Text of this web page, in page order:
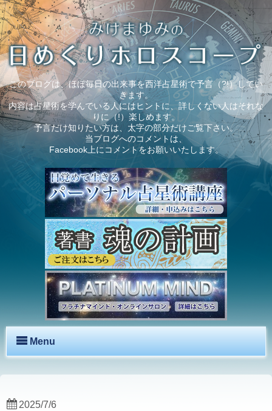
このブログは、ほぼ毎日の出来事を西洋占星術で予言（?!）してい
きます。
内容は占星術を学んでいる人にはヒントに、詳しくない人はそれな
りに（!）楽しめます。
予言だけ知りたい方は、太字の部分だけご覧下さい。
当ブログへのコメントは、
Facebook上にコメントをお願いいたします。
Menu
2025/7/6